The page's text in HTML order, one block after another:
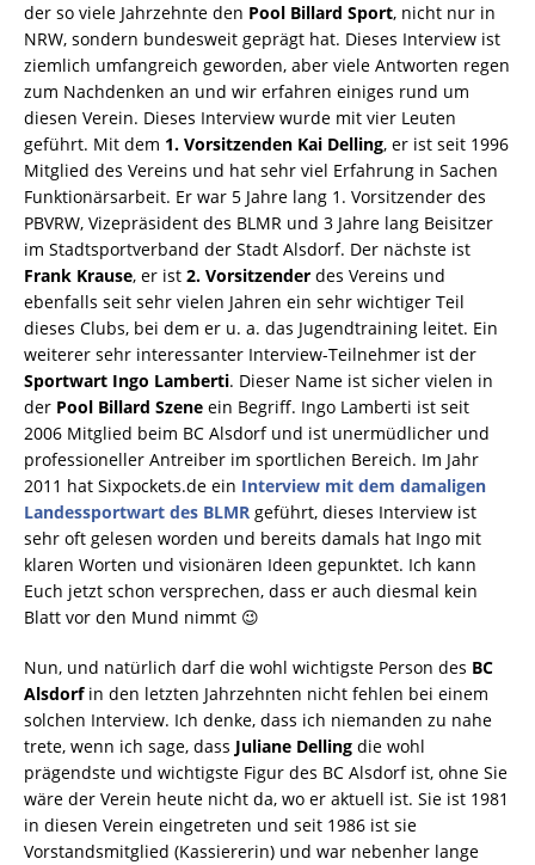
der so viele Jahrzehnte den Pool Billard Sport, nicht nur in
NRW, sondern bundesweit geprägt hat. Dieses Interview ist
ziemlich umfangreich geworden, aber viele Antworten regen
zum Nachdenken an und wir erfahren einiges rund um
diesen Verein. Dieses Interview wurde mit vier Leuten
geführt. Mit dem 1. Vorsitzenden Kai Delling, er ist seit 1996
Mitglied des Vereins und hat sehr viel Erfahrung in Sachen
Funktionärsarbeit. Er war 5 Jahre lang 1. Vorsitzender des
PBVRW, Vizepräsident des BLMR und 3 Jahre lang Beisitzer
im Stadtsportverband der Stadt Alsdorf. Der nächste ist
Frank Krause, er ist 2. Vorsitzender des Vereins und
ebenfalls seit sehr vielen Jahren ein sehr wichtiger Teil
dieses Clubs, bei dem er u. a. das Jugendtraining leitet. Ein
weiterer sehr interessanter Interview-Teilnehmer ist der
Sportwart Ingo Lamberti. Dieser Name ist sicher vielen in
der Pool Billard Szene ein Begriff. Ingo Lamberti ist seit
2006 Mitglied beim BC Alsdorf und ist unermüdlicher und
professioneller Antreiber im sportlichen Bereich. Im Jahr
2011 hat Sixpockets.de ein Interview mit dem damaligen
Landessportwart des BLMR geführt, dieses Interview ist
sehr oft gelesen worden und bereits damals hat Ingo mit
klaren Worten und visionären Ideen gepunktet. Ich kann
Euch jetzt schon versprechen, dass er auch diesmal kein
Blatt vor den Mund nimmt 😉
Nun, und natürlich darf die wohl wichtigste Person des BC
Alsdorfin den letzten Jahrzehnten nicht fehlen bei einem
solchen Interview. Ich denke, dass ich niemanden zu nahe
trete, wenn ich sage, dass Juliane Delling die wohl
prägendste und wichtigste Figur des BC Alsdorf ist, ohne Sie
wäre der Verein heute nicht da, wo er aktuell ist. Sie ist 1981
in diesen Verein eingetreten und seit 1986 ist sie
Vorstandsmitglied (Kassiererin) und war nebenher lange